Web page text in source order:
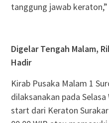
tanggung jawab keraton,”
Digelar Tengah Malam,
Hadir
Kirab Pusaka Malam 1
dilaksanakan pada
start dari Keraton